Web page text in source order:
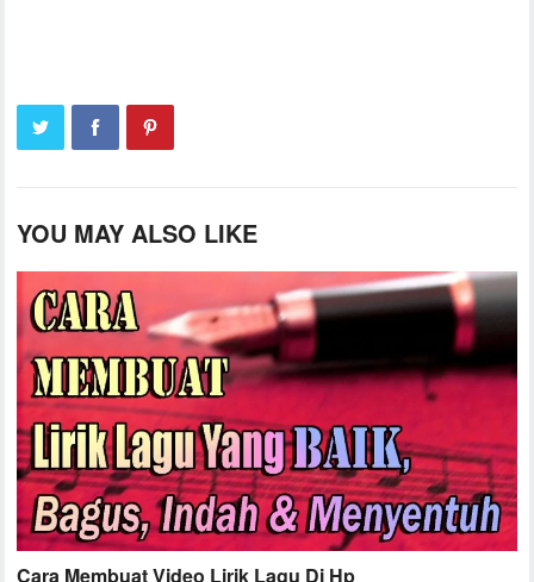
YOU MAY ALSO LIKE
Cara Membuat Video Lirik Lagu Di Hp